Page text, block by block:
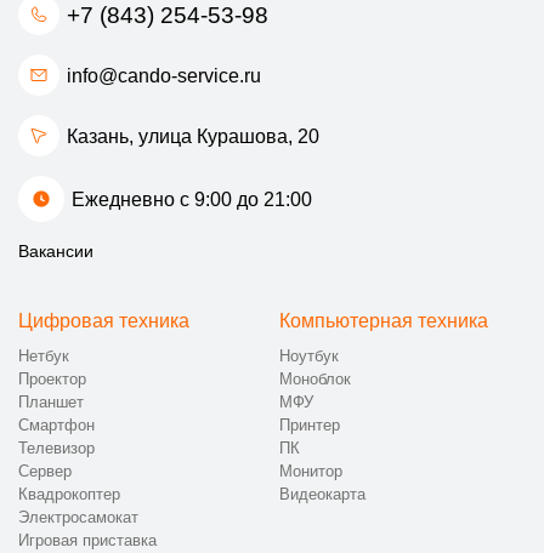
+7 (843) 254-53-98
info@cando-service.ru
Казань, улица Курашова, 20
Ежедневно с 9:00 до 21:00
Вакансии
Цифровая техника
Нетбук
Проектор
Планшет
Смартфон
Телевизор
Сервер
Квадрокоптер
Электросамокат
Игровая приставка
Компьютерная техника
Ноутбук
Моноблок
МФУ
Принтер
ПК
Монитор
Видеокарта